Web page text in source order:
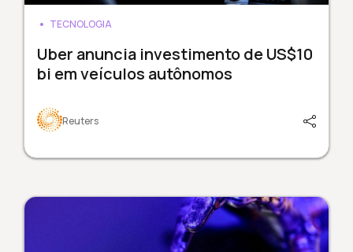
TECNOLOGIA
Uber anuncia investimento de US$10
bi em veículos autônomos
Reuters